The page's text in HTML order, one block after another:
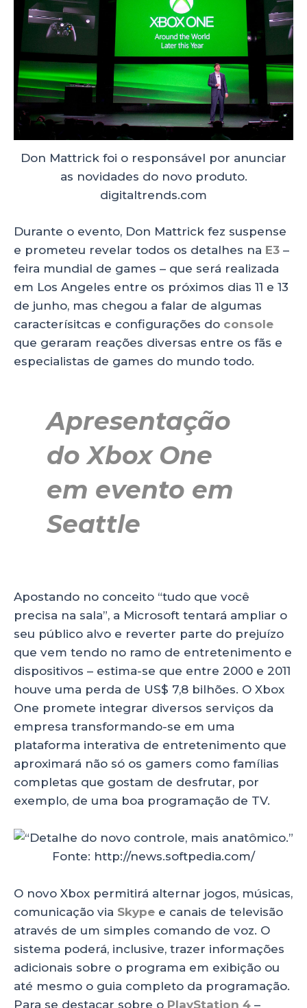
Don Mattrick foi o responsável por anunciar
as novidades do novo produto.
digitaltrends.com
Durante o evento, Don Mattrick fez suspense
e prometeu revelar todos os detalhes na E3 –
feira mundial de games – que será realizada
em Los Angeles entre os próximos dias 11 e 13
de junho, mas chegou a falar de algumas
caracterísitcas e configurações do console
que geraram reações diversas entre os fãs e
especialistas de games do mundo todo.
Apresentação
do Xbox One
em evento em
Seattle
Apostando no conceito “tudo que você
precisa na sala”, a Microsoft tentará ampliar o
seu público alvo e reverter parte do prejuízo
que vem tendo no ramo de entretenimento e
dispositivos – estima-se que entre 2000 e 2011
houve uma perda de US$ 7,8 bilhões. O Xbox
One promete integrar diversos serviços da
empresa transformando-se em uma
plataforma interativa de entretenimento que
aproximará não só os gamers como famílias
completas que gostam de desfrutar, por
exemplo, de uma boa programação de TV.
O novo Xbox permitirá alternar jogos, músicas,
comunicação via Skype e canais de televisão
através de um simples comando de voz. O
sistema poderá, inclusive, trazer informações
adicionais sobre o programa em exibição ou
até mesmo o guia completo da programação.
Para se destacar sobre o PlayStation 4 –